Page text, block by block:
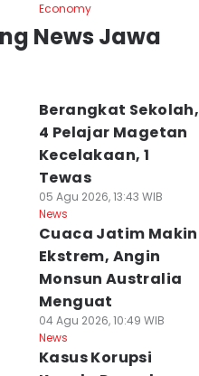
Economy
News Jawa
Berangkat Sekolah,
4 Pelajar Magetan
Kecelakaan, 1
Tewas
05 Agu 2026, 13:43 WIB
News
Cuaca Jatim Makin
Ekstrem, Angin
Monsun Australia
Menguat
04 Agu 2026, 10:49 WIB
News
Kasus Korupsi